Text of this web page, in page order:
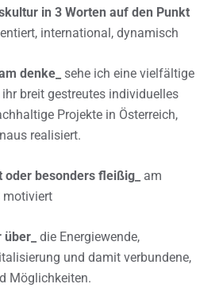
in 3 Worten auf den Punkt
international, dynamisch
denke_ sehe ich eine vielfältige
breit gestreutes individuelles
Projekte in Österreich,
realisiert.
besonders fleißig_
am
motiviert
die Energiewende,
und damit verbundene,
Möglichkeiten.